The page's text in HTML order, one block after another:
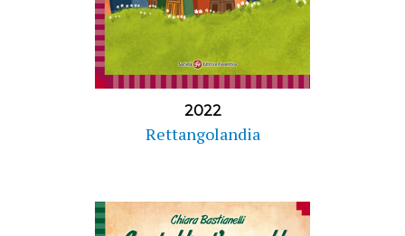
2022
Rettangolandia